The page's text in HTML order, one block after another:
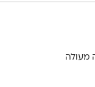
מעולה